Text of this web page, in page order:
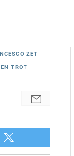
ZET
TROT